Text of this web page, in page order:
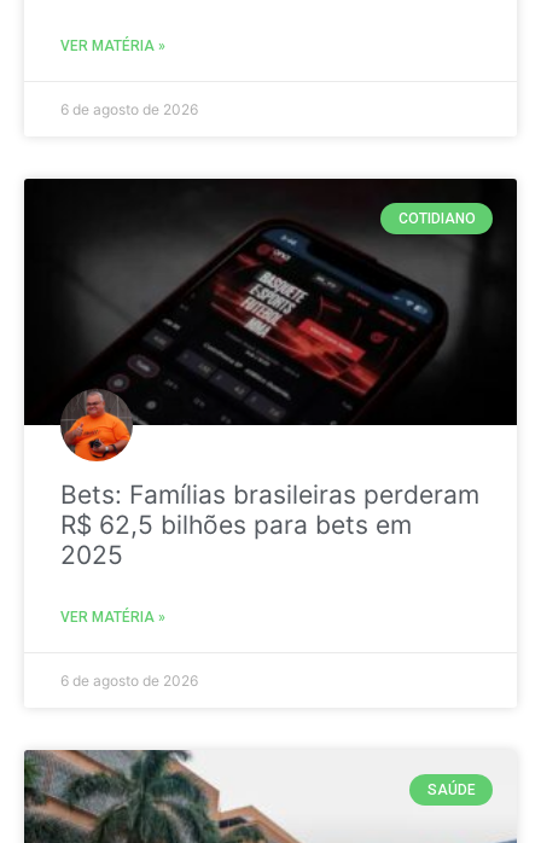
VER MATÉRIA »
6 de agosto de 2026
COTIDIANO
Bets: Famílias brasileiras perderam
R$ 62,5 bilhões para bets em
2025
VER MATÉRIA »
6 de agosto de 2026
SAÚDE